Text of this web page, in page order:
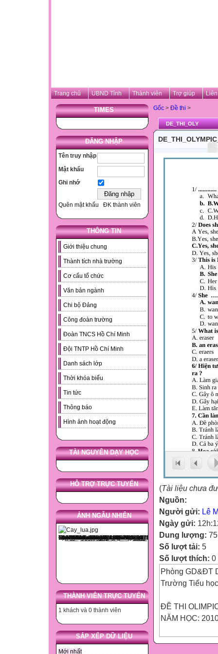
Trang chủ UBND Tỉnh Thành viên Trợ giúp
TIMES
ĐĂNG NHẬP
Tên truy nhập
Mật khẩu
Ghi nhớ
Quên mật khẩu ĐK thành viên
THÔNG TIN
Giới thiệu chung
Thành tích nhà trường
Cơ cấu tổ chức
Văn bản ngành
Chi bộ Đảng
Công đoàn trường
Đoàn TNCS Hồ Chí Minh
Đội TNTP Hồ Chí Minh
Danh sách lớp
Thời khóa biểu
Tin tức
Thông báo
Hình ảnh hoạt động
TÀI NGUYÊN DẠY HỌC
HỖ TRỢ TRỰC TUYẾN
ẢNH NGẪU NHIÊN
THÀNH VIÊN TRỰC TUYẾN
1 khách và 0 thành viên
SẮP XẾP DỮ LIỆU
Mới nhất
Gốc > Đề thi >
DE_THI_OLY
(Tài liệu chưa
Nguồn:
Người gửi: Lê
Ngày gửi:
Dung lượng:
Số lượt tải: 5
Số lượt thích: 0
Phòng GD&ĐT
Trường Tiểu
ĐỀ THI
NĂM HỌC:
1/ ............ is that